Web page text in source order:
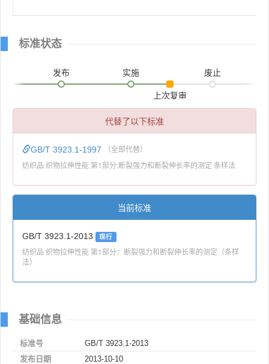
标准状态
发布 实施
上次复审
废止
代替了以下标准
GB/T 3923.1-1997 （全部代替）
纺织品 织物拉伸性能 第1部分:断裂强力和断裂伸长率的测定 条样法
当前标准
GB/T 3923.1-2013 现行
纺织品 织物拉伸性能 第1部分：断裂强力和断裂伸长率的测定（条样
法）
基础信息
标准号
GB/T 3923.1-2013
发布日期
2013-10-10